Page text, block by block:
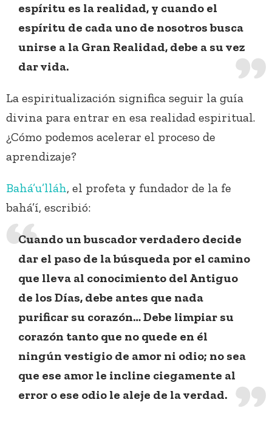
espíritu es la realidad, y cuando el
espíritu de cada uno de nosotros busca
unirse a la Gran Realidad, debe a su vez
dar vida.
La espiritualización significa seguir la guía
divina para entrar en esa realidad espiritual.
¿Cómo podemos acelerar el proceso de
aprendizaje?
Bahá’u’lláh, el profeta y fundador de la fe
bahá’í, escribió:
Cuando un buscador verdadero decide
dar el paso de la búsqueda por el camino
que lleva al conocimiento del Antiguo
de los Días, debe antes que nada
purificar su corazón… Debe limpiar su
corazón tanto que no quede en él
ningún vestigio de amor ni odio; no sea
que ese amor le incline ciegamente al
error o ese odio le aleje de la verdad.